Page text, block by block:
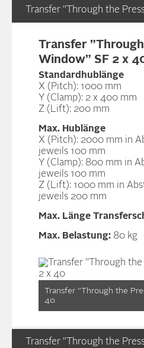
Transfer ”Through the
Transfer
Window” SF 2 x
Standardhublänge
X (Pitch): 1000 mm
Y (Clamp): 2 x 400 mm
Z (Lift): 200 mm
Max. Hublänge
X (Pitch): 2000 mm in
jeweils 100 mm
Y (Clamp): 800 mm in
jeweils 100 mm
Z (Lift): 1000 mm in
jeweils 200 mm
Max. Länge
Max. Belastung: 80 kg
Transfer ”Through the
40
Transfer ”Through the